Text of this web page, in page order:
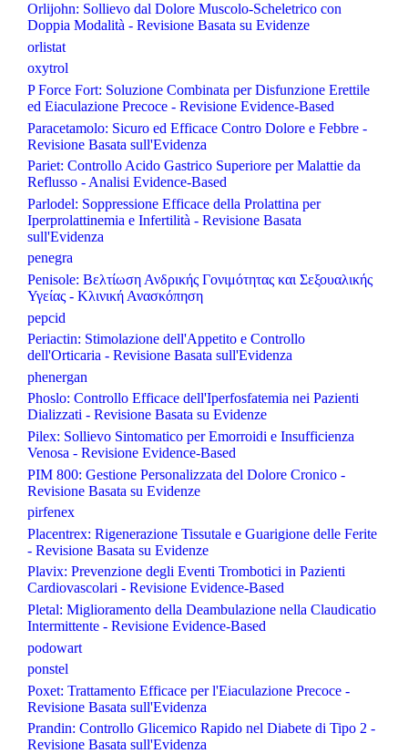
Orlijohn: Sollievo dal Dolore Muscolo-Scheletrico con
Doppia Modalità - Revisione Basata su Evidenze
orlistat
oxytrol
P Force Fort: Soluzione Combinata per Disfunzione Erettile
ed Eiaculazione Precoce - Revisione Evidence-Based
Paracetamolo: Sicuro ed Efficace Contro Dolore e Febbre -
Revisione Basata sull'Evidenza
Pariet: Controllo Acido Gastrico Superiore per Malattie da
Reflusso - Analisi Evidence-Based
Parlodel: Soppressione Efficace della Prolattina per
Iperprolattinemia e Infertilità - Revisione Basata
sull'Evidenza
penegra
Penisole: Βελτίωση Ανδρικής Γονιμότητας και Σεξουαλικής
Υγείας - Κλινική Ανασκόπηση
pepcid
Periactin: Stimolazione dell'Appetito e Controllo
dell'Orticaria - Revisione Basata sull'Evidenza
phenergan
Phoslo: Controllo Efficace dell'Iperfosfatemia nei Pazienti
Dializzati - Revisione Basata su Evidenze
Pilex: Sollievo Sintomatico per Emorroidi e Insufficienza
Venosa - Revisione Evidence-Based
PIM 800: Gestione Personalizzata del Dolore Cronico -
Revisione Basata su Evidenze
pirfenex
Placentrex: Rigenerazione Tissutale e Guarigione delle Ferite
- Revisione Basata su Evidenze
Plavix: Prevenzione degli Eventi Trombotici in Pazienti
Cardiovascolari - Revisione Evidence-Based
Pletal: Miglioramento della Deambulazione nella Claudicatio
Intermittente - Revisione Evidence-Based
podowart
ponstel
Poxet: Trattamento Efficace per l'Eiaculazione Precoce -
Revisione Basata sull'Evidenza
Prandin: Controllo Glicemico Rapido nel Diabete di Tipo 2 -
Revisione Basata sull'Evidenza